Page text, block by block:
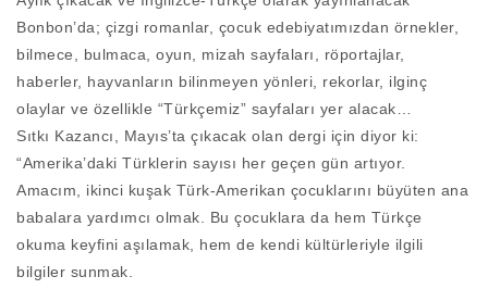
Bonbon’da; çizgi romanlar, çocuk edebiyatımızdan örnekler,
bilmece, bulmaca, oyun, mizah sayfaları, röportajlar,
haberler, hayvanların bilinmeyen yönleri, rekorlar, ilginç
olaylar ve özellikle “Türkçemiz” sayfaları yer alacak…
Sıtkı Kazancı, Mayıs’ta çıkacak olan dergi için diyor ki:
“Amerika’daki Türklerin sayısı her geçen gün artıyor.
Amacım, ikinci kuşak Türk-Amerikan çocuklarını büyüten ana
babalara yardımcı olmak. Bu çocuklara da hem Türkçe
okuma keyfini aşılamak, hem de kendi kültürleriyle ilgili
bilgiler sunmak.